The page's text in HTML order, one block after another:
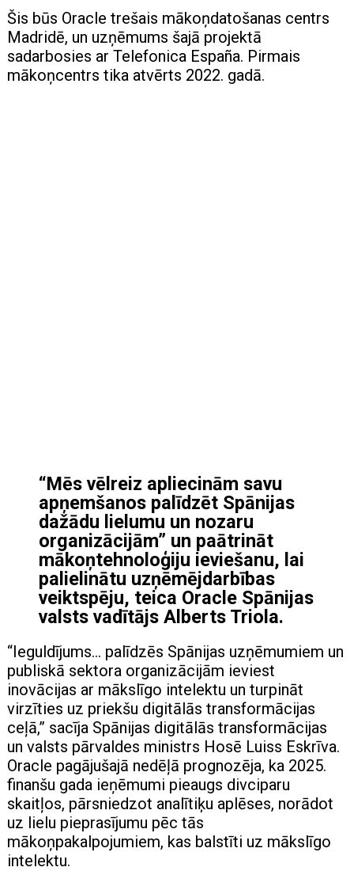
Šis būs Oracle trešais mākoņdatošanas centrs
Madridē, un uzņēmums šajā projektā
sadarbosies ar Telefonica España. Pirmais
mākoņcentrs tika atvērts 2022. gadā.
“Mēs vēlreiz apliecinām savu
apņemšanos palīdzēt Spānijas
dažādu lielumu un nozaru
organizācijām” un paātrināt
mākoņtehnoloģiju ieviešanu, lai
palielinātu uzņēmējdarbības
veiktspēju, teica Oracle Spānijas
valsts vadītājs Alberts Triola.
“Ieguldījums… palīdzēs Spānijas uzņēmumiem un
publiskā sektora organizācijām ieviest
inovācijas ar mākslīgo intelektu un turpināt
virzīties uz priekšu digitālās transformācijas
ceļā,” sacīja Spānijas digitālās transformācijas
un valsts pārvaldes ministrs Hosē Luiss Eskrīva.
Oracle pagājušajā nedēļā prognozēja, ka 2025.
finanšu gada ieņēmumi pieaugs divciparu
skaitļos, pārsniedzot analītiķu aplēses, norādot
uz lielu pieprasījumu pēc tās
mākoņpakalpojumiem, kas balstīti uz mākslīgo
intelektu.